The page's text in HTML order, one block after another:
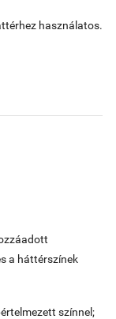
használatos.
a háttérszínek
színnel;